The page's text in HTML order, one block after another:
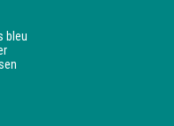
bleu